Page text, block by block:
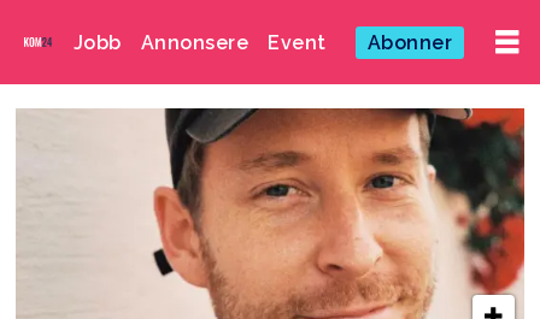
Jobb Annonsere Event Abonner
Emne:
dinamo